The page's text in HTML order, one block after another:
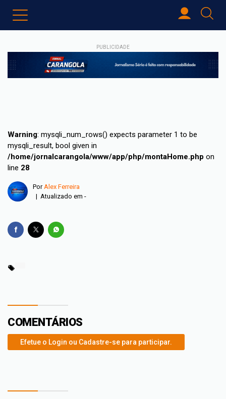
PUBLICIDADE
Warning: mysqli_num_rows() expects parameter 1 to be
mysqli_result, bool given in
/home/jornalcarangola/www/app/php/montaHome.php on
line 28
PorAlex Ferreira
| Atualizado em -
COMENTÁRIOS
Efetue o Login ou Cadastre-se para participar.